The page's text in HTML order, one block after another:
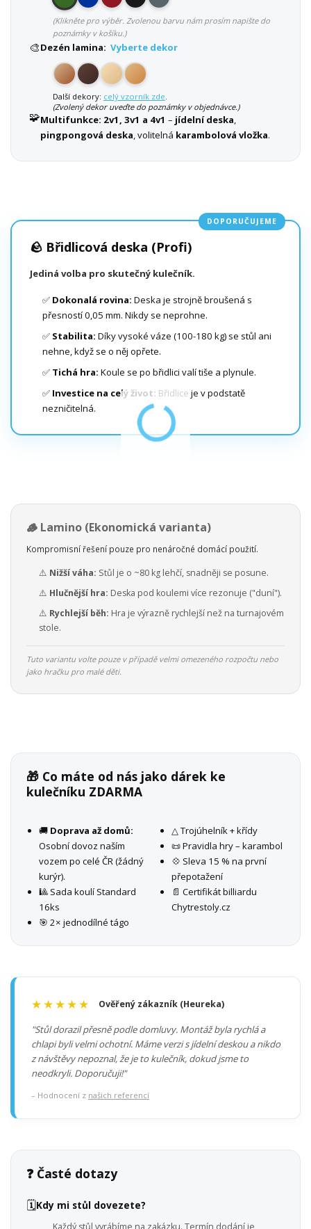
(Klikněte pro výběr. Zvolenou barvu nám prosím napište do
poznámky v košíku.)
🎨Dezén lamina: Vyberte dekor
Další dekory: celý vzorník zde.
(Zvolený dekor uveďte do poznámky v objednávce.)
🧩Multifunkce: 2v1, 3v1 a 4v1 – jídelní deska,
pingpongová deska, volitelná karambolová vložka.
DOPORUČUJEME
🪨 Břidlicová deska (Profi)
Jediná volba pro skutečný kulečník.
✅ Dokonalá rovina: Deska je strojně broušená s
přesností 0,05 mm. Nikdy se neprohne.
✅ Stabilita: Díky vysoké váze (100-180 kg) se stůl ani
nehne, když se o něj opřete.
✅ Tichá hra: Koule se po břidlici valí tiše a plynule.
✅ Investice na celý život: Břidlice je v podstatě
nezničitelná.
🪵 Lamino (Ekonomická varianta)
Kompromisní řešení pouze pro nenáročné domácí použití.
⚠️ Nižší váha: Stůl je o ~80 kg lehčí, snadněji se posune.
⚠️ Hlučnější hra: Deska pod koulemi více rezonuje ("duní").
⚠️ Rychlejší běh: Hra je výrazně rychlejší než na turnajovém
stole.
Tuto variantu volte pouze v případě velmi omezeného rozpočtu nebo
jako hračku pro malé děti.
🎁 Co máte od nás jako dárek ke
kulečníku ZDARMA
🚚 Doprava až domů:
Osobní dovoz naším
vozem po celé ČR (žádný
kurýr).
🎱 Sada koulí Standard
16ks
🎯 2× jednodílné tágo
△ Trojúhelník + křídy
📜 Pravidla hry – karambol
💠 Sleva 15 % na první
přepotažení
📄 Certifikát billiardu
Chytrestoly.cz
★★★★★ Ověřený zákazník (Heureka)
"Stůl dorazil přesně podle domluvy. Montáž byla rychlá a
chlapi byli velmi ochotní. Máme verzi s jídelní deskou a nikdo
z návštěvy nepoznal, že je to kulečník, dokud jsme to
neodkryli. Doporučuji!"
– Hodnocení z našich referencí
❓ Časté dotazy
🗓️Kdy mi stůl dovezete?
Každý stůl vyrábíme na zakázku. Termín dodání je